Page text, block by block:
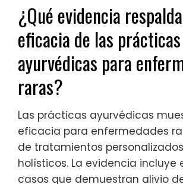
¿Qué evidencia
eficacia de las prácticas
ayurvédicas para
raras?
Las prácticas ayurvédicas
eficacia para enfermedades
de tratamientos
holísticos. La evidencia incluye
casos que demuestran alivio